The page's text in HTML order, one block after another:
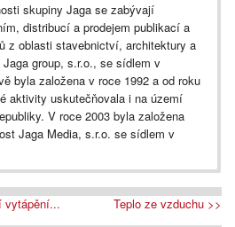
skupiny Jaga se zabývají
distribucí a prodejem publikací a
z oblasti stavebnictví, architektury a
group, s.r.o., se sídlem v
byla založena v roce 1992 a od roku
aktivity uskutečňovala i na území
V roce 2003 byla založena
Jaga Media, s.r.o. se sídlem v
vytápění... Teplo ze vzduchu >>